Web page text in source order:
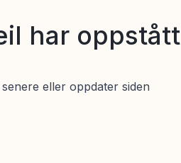
har oppstått
eller oppdater siden